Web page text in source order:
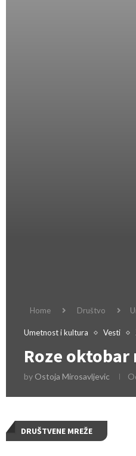
Home Društvo
Umetnost i kultura Vesti
Roze
by Ostoja Mirosavljevic
DRUŠTVENE MREŽE